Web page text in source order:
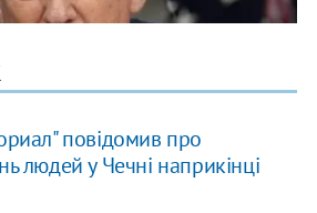
повідомив про
людей у Чечні наприкінці